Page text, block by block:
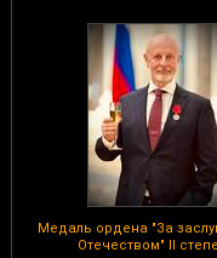
Медаль ордена "За
Отечеством" II